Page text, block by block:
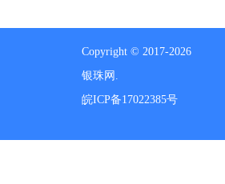
Copyright © 2017-2026
银珠网.
皖ICP备17022385号